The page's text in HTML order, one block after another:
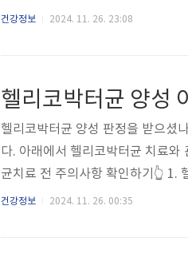
손 씻기비누로 20초 이상 손을 깨
건강정보 2024. 11. 26. 23:08
헬리코박터균 양성
헬리코박터균 양성 판정을 받으셨
다. 아래에서 헬리코박터균 치료와
균치료 전 주의사항 확인하기👆 1.
발할 수 있는 세균입니다. 주로 감
건강정보 2024. 11. 26. 00:35